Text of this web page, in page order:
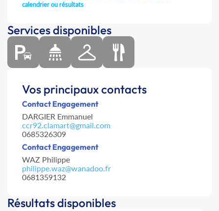
calendrier ou résultats
Services disponibles
Vos principaux contacts
Contact Engagement
DARGIER Emmanuel
ccr92.clamart@gmail.com
0685326309
Contact Engagement
WAZ Philippe
philippe.waz@wanadoo.fr
0681359132
Résultats disponibles